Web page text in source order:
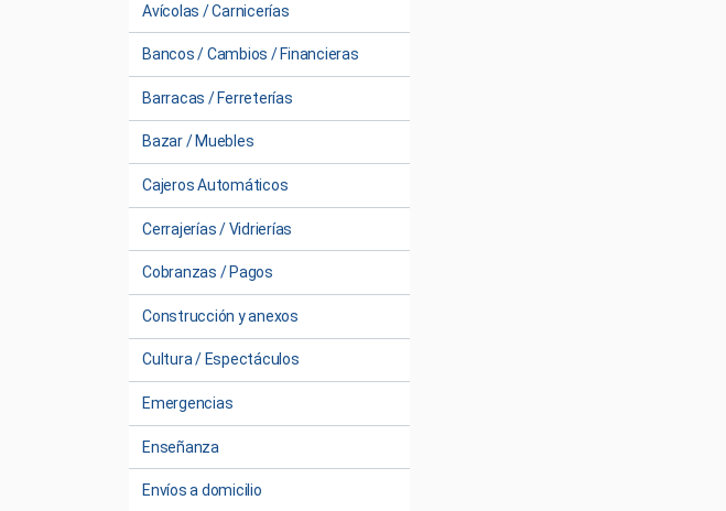
Avícolas / Carnicerías
Bancos / Cambios / Financieras
Barracas / Ferreterías
Bazar / Muebles
Cajeros Automáticos
Cerrajerías / Vidrierías
Cobranzas / Pagos
Construcción y anexos
Cultura / Espectáculos
Emergencias
Enseñanza
Envíos a domicilio